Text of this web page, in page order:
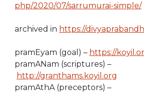
php/2020/07/sarrumurai-simple/
archived in https://
pramEyam (goal) – https://
pramANam (scriptures) –
http://granthams.koyil.org
pramAthA (preceptors) –